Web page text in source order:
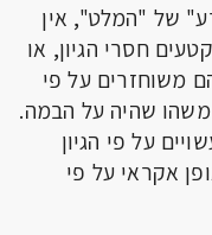
"המלט", אין
קטעים חסרי הגיון, או
משוחזרים על פי
משהו שהיה על הבמה.
על פי הגיון
אקראי על פי